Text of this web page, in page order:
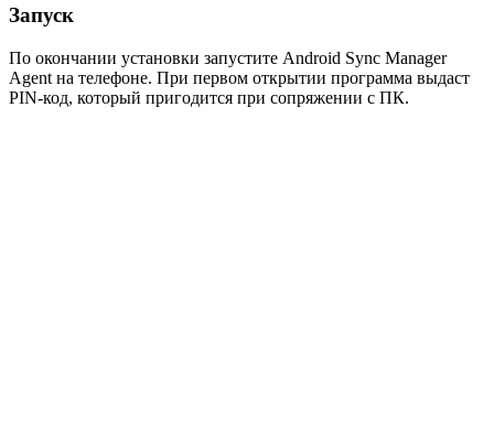
Запуск
По окончании установки запустите Android Sync Manager
Agent на телефоне. При первом открытии программа выдаст
PIN-код, который пригодится при сопряжении с ПК.